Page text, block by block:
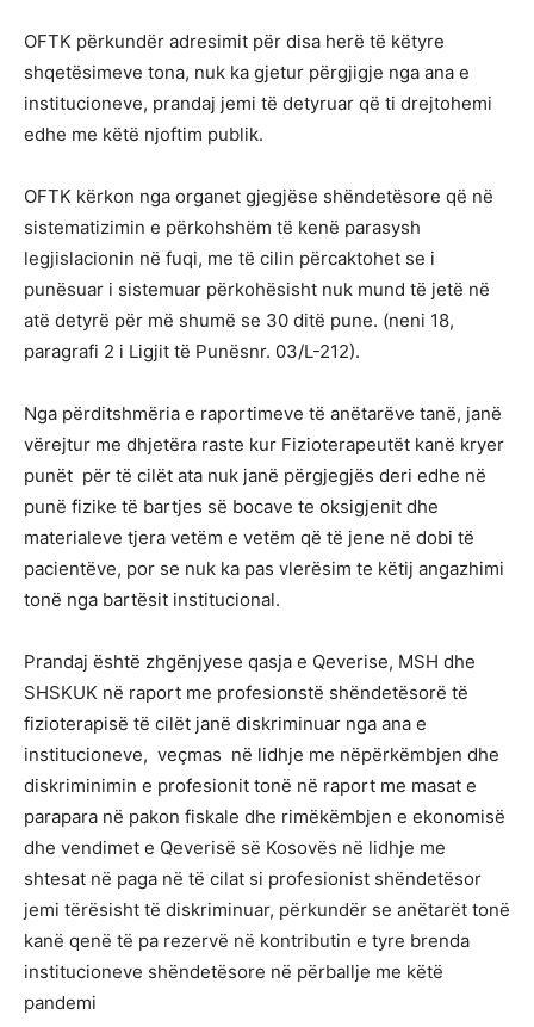
OFTK përkundër adresimit për disa herë të këtyre
shqetësimeve tona, nuk ka gjetur përgjigje nga ana e
institucioneve, prandaj jemi të detyruar që ti drejtohemi
edhe me këtë njoftim publik.
OFTK kërkon nga organet gjegjëse shëndetësore që në
sistematizimin e përkohshëm të kenë parasysh
legjislacionin në fuqi, me të cilin përcaktohet se i
punësuar i sistemuar përkohësisht nuk mund të jetë në
atë detyrë për më shumë se 30 ditë pune. (neni 18,
paragrafi 2 i Ligjit të Punësnr. 03/L-212).
Nga përditshmëria e raportimeve të anëtarëve tanë, janë
vërejtur me dhjetëra raste kur Fizioterapeutët kanë kryer
punët për të cilët ata nuk janë përgjegjës deri edhe në
punë fizike të bartjes së bocave te oksigjenit dhe
materialeve tjera vetëm e vetëm që të jene në dobi të
pacientëve, por se nuk ka pas vlerësim te këtij angazhimi
tonë nga bartësit institucional.
Prandaj është zhgënjyese qasja e Qeverise, MSH dhe
SHSKUK në raport me profesionstë shëndetësorë të
fizioterapisë të cilët janë diskriminuar nga ana e
institucioneve, veçmas në lidhje me nëpërkëmbjen dhe
diskriminimin e profesionit tonë në raport me masat e
parapara në pakon fiskale dhe rimëkëmbjen e ekonomisë
dhe vendimet e Qeverisë së Kosovës në lidhje me
shtesat në paga në të cilat si profesionist shëndetësor
jemi tërësisht të diskriminuar, përkundër se anëtarët tonë
kanë qenë të pa rezervë në kontributin e tyre brenda
institucioneve shëndetësore në përballje me këtë
pandemi